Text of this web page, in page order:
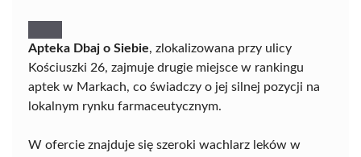
Apteka Dbaj o Siebie, zlokalizowana przy ulicy
Kościuszki 26, zajmuje drugie miejsce w rankingu
aptek w Markach, co świadczy o jej silnej pozycji na
lokalnym rynku farmaceutycznym.
W ofercie znajduje się szeroki wachlarz leków w